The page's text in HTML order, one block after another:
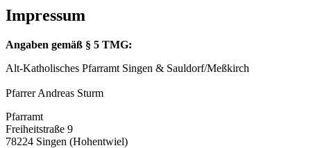
Impressum
Angaben gemäß § 5 TMG:
Alt-Katholisches Pfarramt Singen & Sauldorf/Meßkirch
Pfarrer Andreas Sturm
Pfarramt
Freiheitstraße 9
78224 Singen (Hohentwiel)